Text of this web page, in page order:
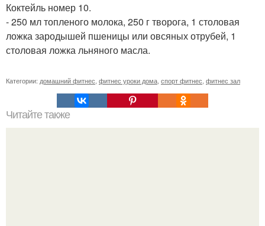
Коктейль номер 10.
- 250 мл топленого молока, 250 г творога, 1 столовая
ложка зародышей пшеницы или овсяных отрубей, 1
столовая ложка льняного масла.
Категории: домашний фитнес, фитнес уроки дома, спорт фитнес, фитнес зал
Читайте также